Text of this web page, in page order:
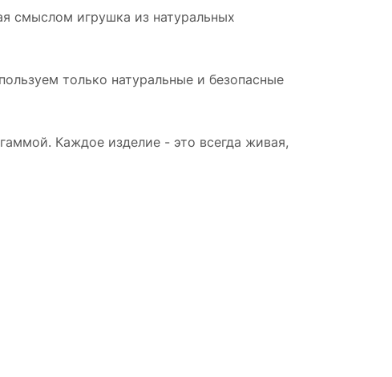
смыслом игрушка из натуральных
только натуральные и безопасные
Каждое изделие - это всегда живая,